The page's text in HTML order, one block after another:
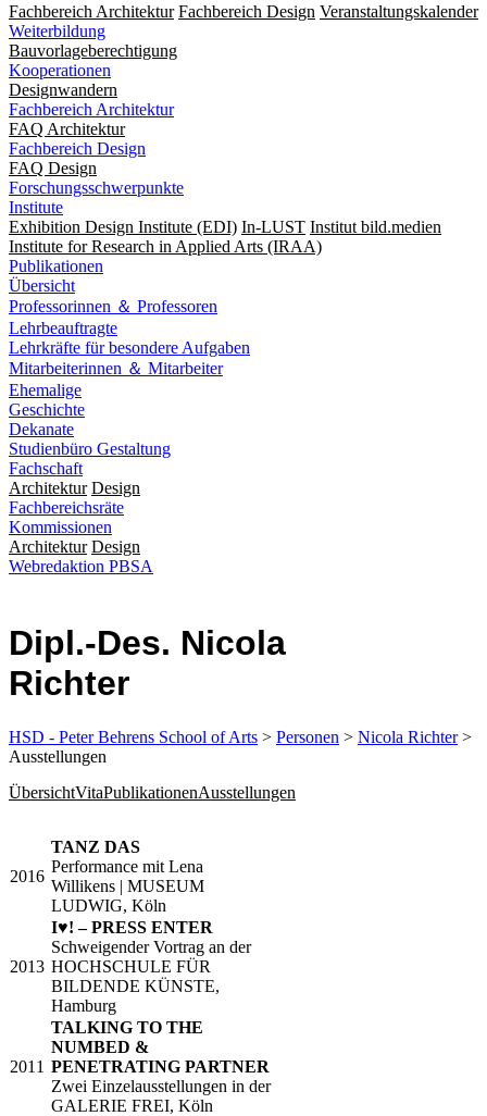
Fachbereich Architektur Fachbereich Design Veranstaltungskalender
Weiterbildung
Bauvorlageberechtigung
Kooperationen
Designwandern
Fachbereich Architektur
FAQ Architektur
Fachbereich Design
FAQ Design
Forschungsschwerpunkte
Institute
Exhibition Design Institute (EDI) In-LUST Institut bild.medien
Institute for Research in Applied Arts (IRAA)
Publikationen
Übersicht
Professorinnen ＆ Professoren
Lehrbeauftragte
Lehrkräfte für besondere Aufgaben
Mitarbeiterinnen ＆ Mitarbeiter
Ehemalige
Geschichte
Dekanate
Studienbüro Gestaltung
Fachschaft
Architektur Design
Fachbereichsräte
Kommissionen
Architektur Design
Webredaktion PBSA
Dipl.-Des. Nicola
Richter
HSD - Peter Behrens School of Arts > Personen > Nicola Richter>
Ausstellungen
ÜbersichtVitaPublikationenAusstellungen
​​2016
TANZ DAS
Performance mit Lena
Willikens | MUSEUM
LUDWIG, Köln
​2013
​I♥! – PRESS ENTER
Schweigender Vortrag an der
HOCHSCHULE FÜR
BILDENDE KÜNSTE,
Hamburg
​2011
​TALKING TO THE
NUMBED &
PENETRATING PARTNER
Zwei Einzelausstellungen in der
GALERIE FREI, Köln